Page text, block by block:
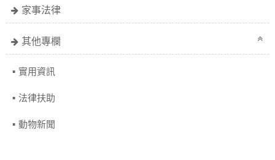
家事法律
其他專欄
實用資訊
法律扶助
動物新聞